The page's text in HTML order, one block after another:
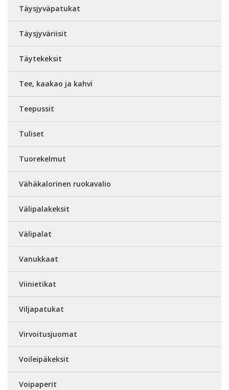
Täysjyväpatukat
Täysjyväriisit
Täytekeksit
Tee, kaakao ja kahvi
Teepussit
Tuliset
Tuorekelmut
Vähäkalorinen ruokavalio
Välipalakeksit
Välipalat
Vanukkaat
Viinietikat
Viljapatukat
Virvoitusjuomat
Voileipäkeksit
Voipaperit